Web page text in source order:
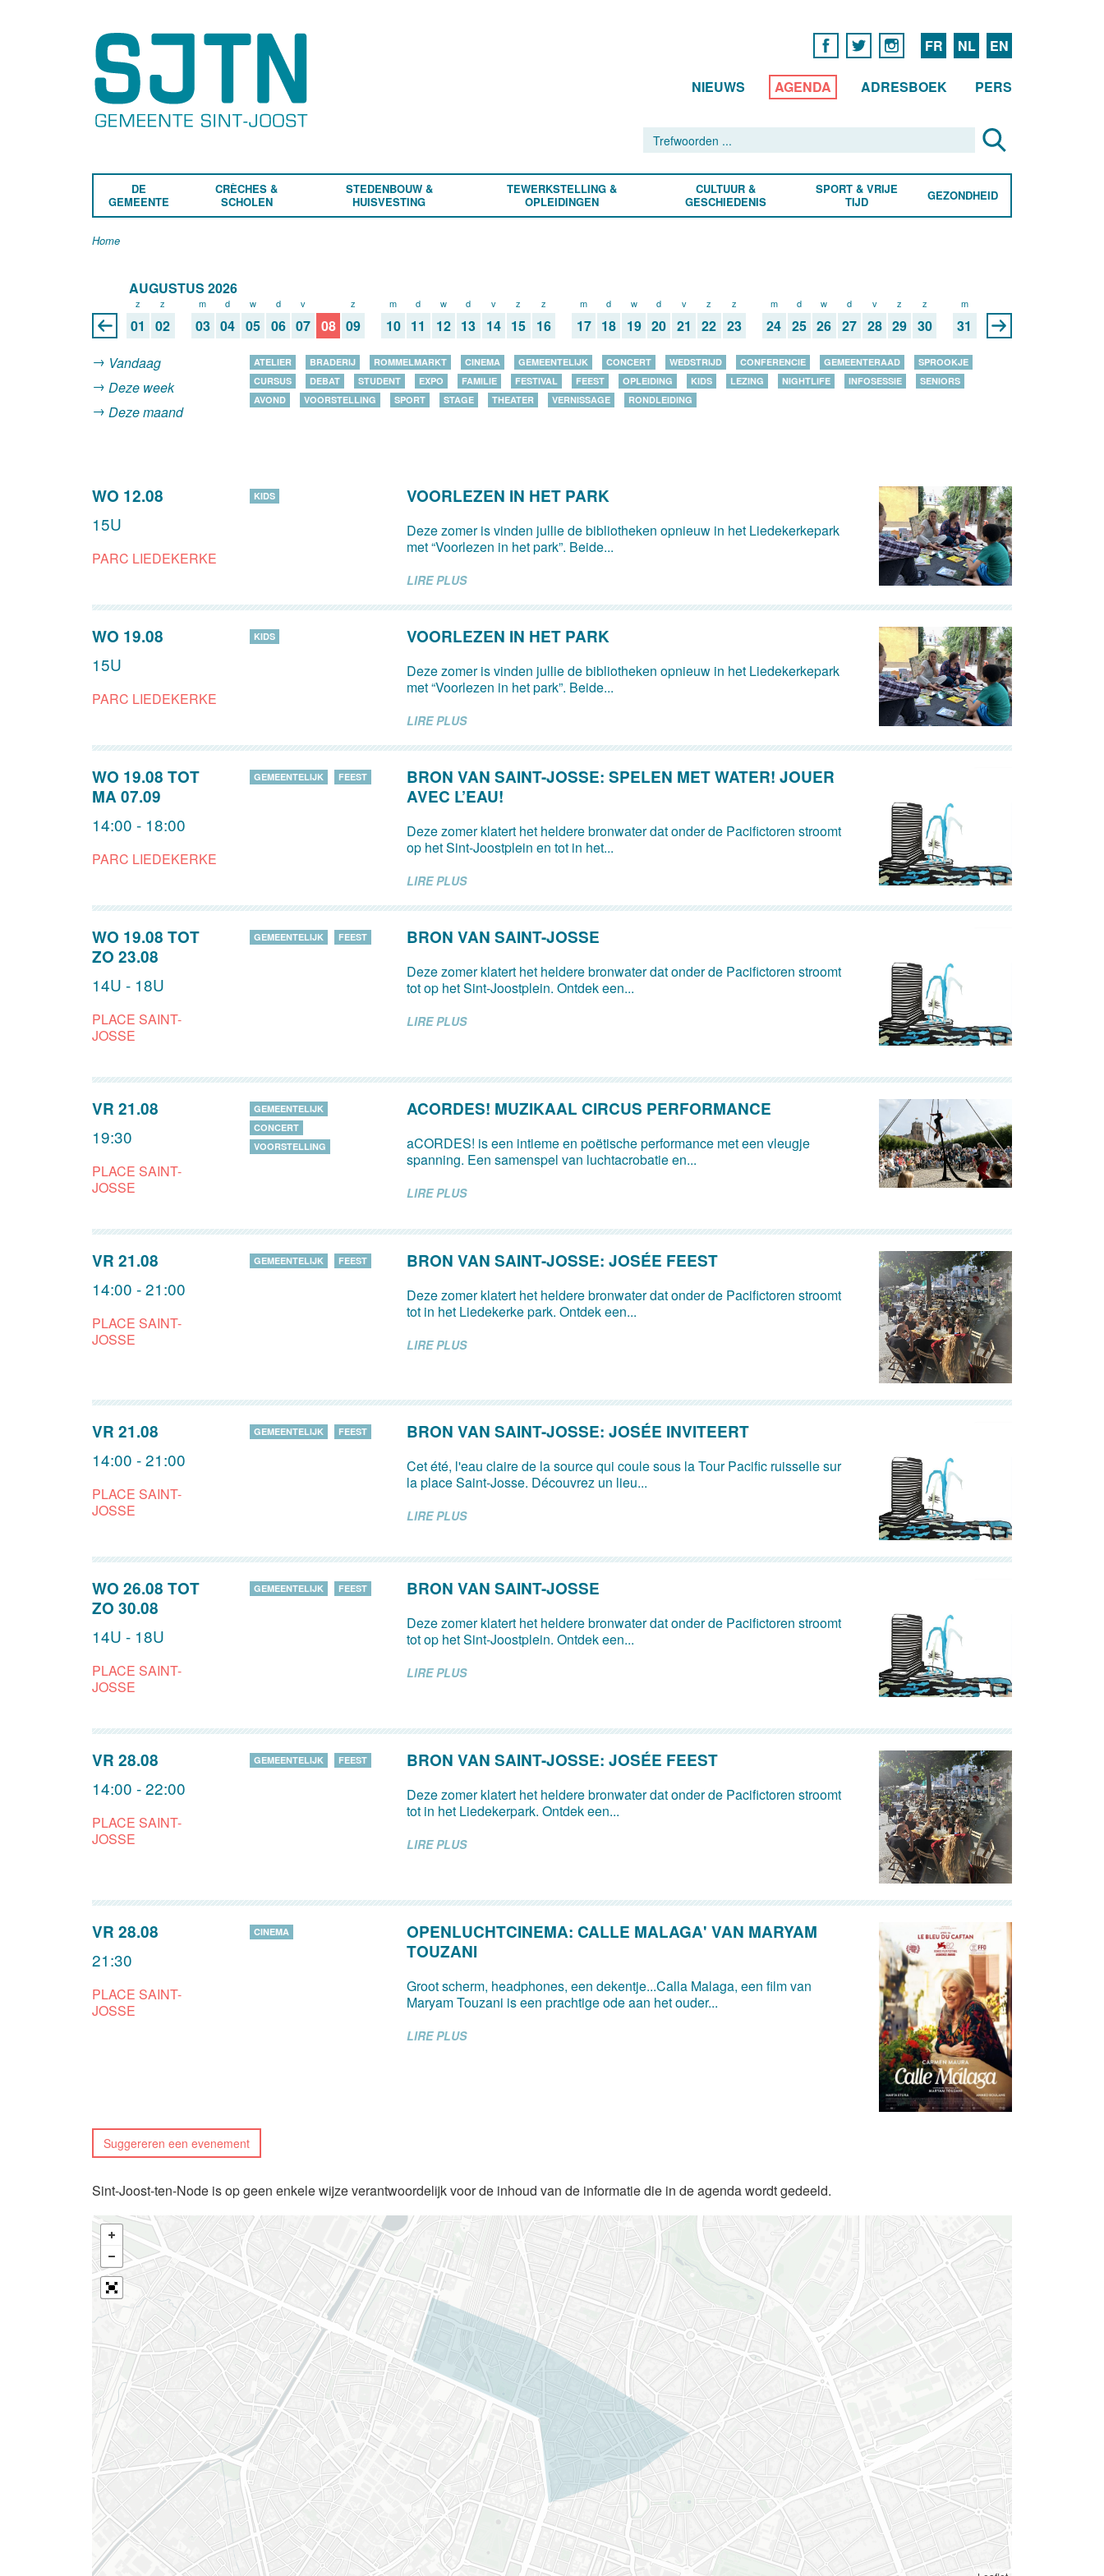
FR NL EN
NIEUWS AGENDA ADRESBOEK PERS
DE
GEMEENTE
CRÈCHES &
SCHOLEN
STEDENBOUW &
HUISVESTING
TEWERKSTELLING &
OPLEIDINGEN
CULTUUR &
GESCHIEDENIS
SPORT & VRIJE
TIJD
GEZONDHEID
Home
AUGUSTUS 2026
z
01
z
02
m
03
d
04
w
05
d
06
v
07 08
z
09
m
10
d
11
w
12
d
13
v
14
z
15
z
16
m
17
d
18
w
19
d
20
v
21
z
22
z
23
m
24
d
25
w
26
d
27
v
28
z
29
z
30
m
31
Vandaag
Deze week
Deze maand
ATELIER BRADERIJ ROMMELMARKT CINEMA GEMEENTELIJK CONCERT WEDSTRIJD CONFERENCIE GEMEENTERAAD
SPROOKJE
CURSUS
DEBAT STUDENT EXPO FAMILIE FESTIVAL FEEST OPLEIDING KIDS LEZING NIGHTLIFE INFOSESSIE
SENIORS
AVOND
VOORSTELLING SPORT STAGE THEATER VERNISSAGE RONDLEIDING
WO 12.08
15U
PARC LIEDEKERKE
KIDS VOORLEZEN IN HET PARK
Deze zomer is vinden jullie de bibliotheken opnieuw in het Liedekerkepark
met “Voorlezen in het park”. Beide...
LIRE PLUS
WO 19.08
15U
PARC LIEDEKERKE
KIDS VOORLEZEN IN HET PARK
Deze zomer is vinden jullie de bibliotheken opnieuw in het Liedekerkepark
met “Voorlezen in het park”. Beide...
LIRE PLUS
WO 19.08 TOT
MA 07.09
14:00 - 18:00
PARC LIEDEKERKE
GEMEENTELIJK FEEST
BRON VAN SAINT-JOSSE: SPELEN MET WATER! JOUER
AVEC L’EAU!
Deze zomer klatert het heldere bronwater dat onder de Pacifictoren stroomt
op het Sint-Joostplein en tot in het...
LIRE PLUS
WO 19.08 TOT
ZO 23.08
14U - 18U
PLACE SAINT-
JOSSE
GEMEENTELIJK FEEST BRON VAN SAINT-JOSSE
Deze zomer klatert het heldere bronwater dat onder de Pacifictoren stroomt
tot op het Sint-Joostplein. Ontdek een...
LIRE PLUS
VR 21.08
19:30
PLACE SAINT-
JOSSE
GEMEENTELIJK
CONCERT
VOORSTELLING
ACORDES! MUZIKAAL CIRCUS PERFORMANCE
aCORDES! is een intieme en poëtische performance met een vleugje
spanning. Een samenspel van luchtacrobatie en...
LIRE PLUS
VR 21.08
14:00 - 21:00
PLACE SAINT-
JOSSE
GEMEENTELIJK FEEST BRON VAN SAINT-JOSSE: JOSÉE FEEST
Deze zomer klatert het heldere bronwater dat onder de Pacifictoren stroomt
tot in het Liedekerke park. Ontdek een...
LIRE PLUS
VR 21.08
14:00 - 21:00
PLACE SAINT-
JOSSE
GEMEENTELIJK FEEST BRON VAN SAINT-JOSSE: JOSÉE INVITEERT
Cet été, l'eau claire de la source qui coule sous la Tour Pacific ruisselle sur
la place Saint-Josse. Découvrez un lieu...
LIRE PLUS
WO 26.08 TOT
ZO 30.08
14U - 18U
PLACE SAINT-
JOSSE
GEMEENTELIJK FEEST BRON VAN SAINT-JOSSE
Deze zomer klatert het heldere bronwater dat onder de Pacifictoren stroomt
tot op het Sint-Joostplein. Ontdek een...
LIRE PLUS
VR 28.08
14:00 - 22:00
PLACE SAINT-
JOSSE
GEMEENTELIJK FEEST BRON VAN SAINT-JOSSE: JOSÉE FEEST
Deze zomer klatert het heldere bronwater dat onder de Pacifictoren stroomt
tot in het Liedekerpark. Ontdek een...
LIRE PLUS
VR 28.08
21:30
PLACE SAINT-
JOSSE
CINEMA
OPENLUCHTCINEMA: CALLE MALAGA' VAN MARYAM
TOUZANI
Groot scherm, headphones, een dekentje...Calla Malaga, een film van
Maryam Touzani is een prachtige ode aan het ouder...
LIRE PLUS
Suggereren een evenement
Sint-Joost-ten-Node is op geen enkele wijze verantwoordelijk voor de inhoud van de informatie die in de agenda wordt gedeeld.